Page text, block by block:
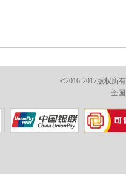
©2016-2017版权所
全